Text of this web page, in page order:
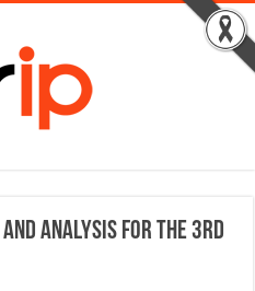
and Analysis for the 3rd